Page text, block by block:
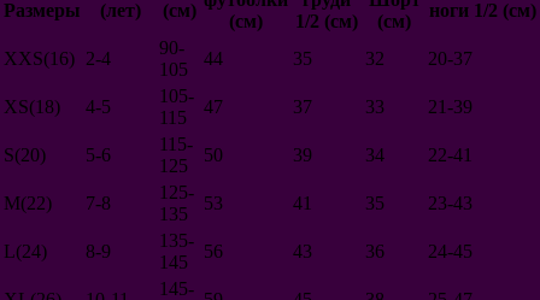
Сербия
Корея
Китай
Тунис
Нигерия
Панама
Египет
Дания
Румыния
Саудовская Аравия
Иран
Размеры
(лет)
(см)
(см)
1/2 (см)
(см)
ноги 1/2 (см)
XXS(16) 2-4
90-
105
44 35 32 20-37
XS(18) 4-5
105-
115
47 37 33 21-39
S(20) 5-6
115-
125
50 39 34 22-41
M(22) 7-8
125-
135
53 41 35 23-43
L(24) 8-9
135-
145
56 43 36 24-45
145-